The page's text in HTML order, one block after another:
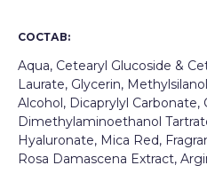
СОСТАВ:
Aqua, Cetearyl Glucoside &
Laurate, Glycerin,
Alcohol, Dicaprylyl Carbonate,
Dimethylaminoethanol
Hyaluronate, Mica Red,
Rosa Damascena Extract,